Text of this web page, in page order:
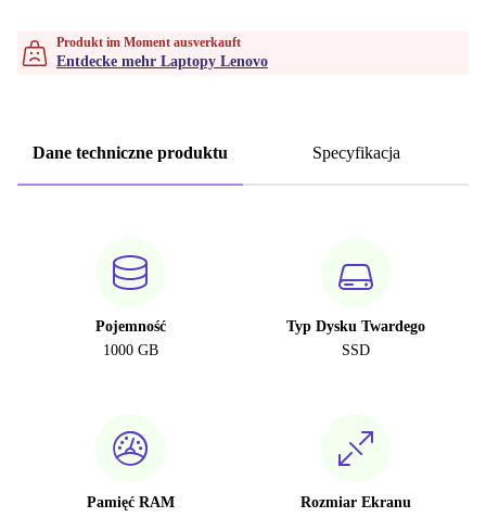
Produkt im Moment ausverkauft
Entdecke mehr Laptopy Lenovo
Dane techniczne produktu Specyfikacja
Pojemność
1000 GB
Typ Dysku Twardego
SSD
Pamięć RAM
Rozmiar Ekranu